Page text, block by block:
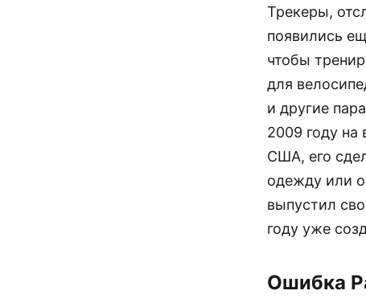
Трекеры,
появились
чтобы
для
и другие
2009 году
США, его
одежду или
выпустил
году уже
Ошибка